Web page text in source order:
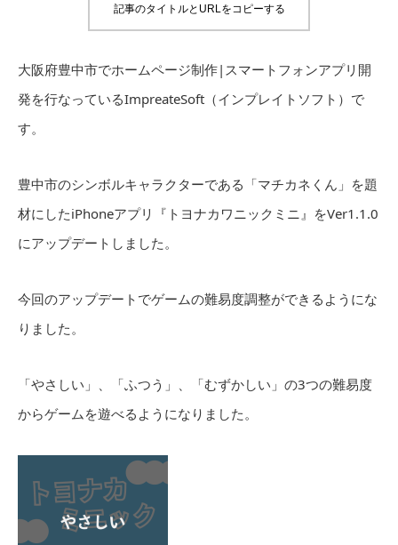
記事のタイトルとURLをコピーする
大阪府豊中市でホームページ制作|スマートフォンアプリ開
発を行なっているImpreateSoft（インプレイトソフト）で
す。
豊中市のシンボルキャラクターである「マチカネくん」を題
材にしたiPhoneアプリ『トヨナカワニックミニ』をVer1.1.0
にアップデートしました。
今回のアップデートでゲームの難易度調整ができるようにな
りました。
「やさしい」、「ふつう」、「むずかしい」の3つの難易度
からゲームを遊べるようになりました。